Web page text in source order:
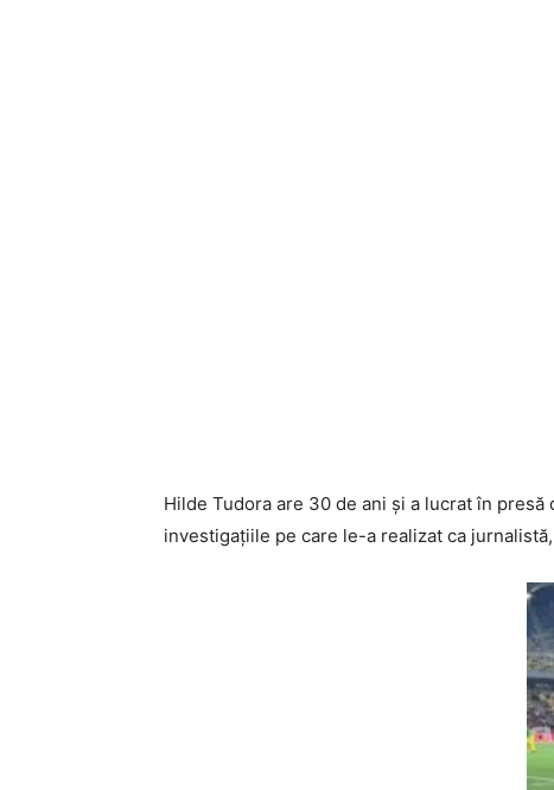
Hilde Tudora are 30 de ani și a lucrat în
investigațiile pe care le-a realizat ca